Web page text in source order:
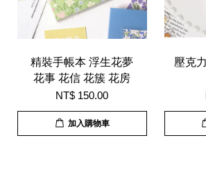
精裝手帳本 浮生花夢
花事 花信 花簇 花房
NT$ 150.00
加入購物車
壓克